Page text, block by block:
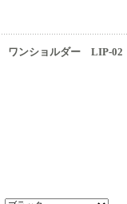
ワンショルダー LIP-02